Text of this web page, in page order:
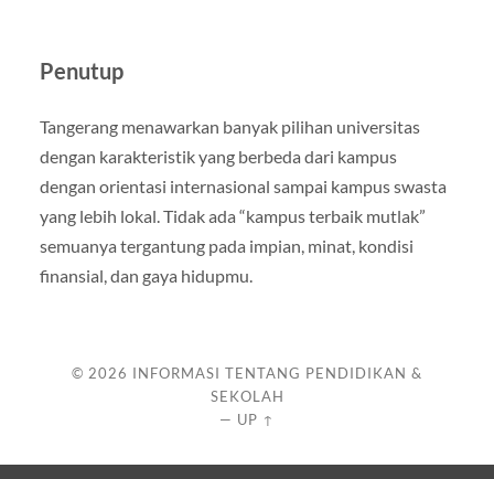
Penutup
Tangerang menawarkan banyak pilihan universitas
dengan karakteristik yang berbeda dari kampus
dengan orientasi internasional sampai kampus swasta
yang lebih lokal. Tidak ada “kampus terbaik mutlak”
semuanya tergantung pada impian, minat, kondisi
finansial, dan gaya hidupmu.
© 2026 INFORMASI TENTANG PENDIDIKAN &
SEKOLAH
— UP ↑